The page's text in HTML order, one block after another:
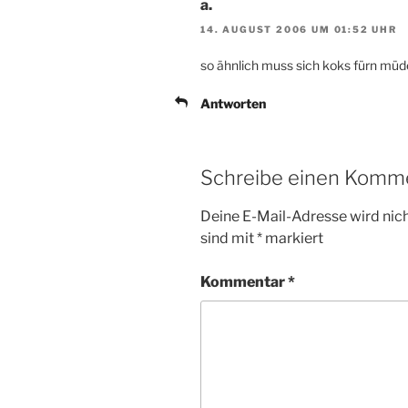
a.
14. AUGUST 2006 UM 01:52 UHR
so ähnlich muss sich koks fürn
Antworten
Schreibe einen
Deine E-Mail-Adresse wird
sind mit* markiert
Kommentar*